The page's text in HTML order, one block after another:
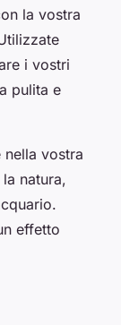
la vostra
i vostri
pulita e
nella vostra
natura,
effetto